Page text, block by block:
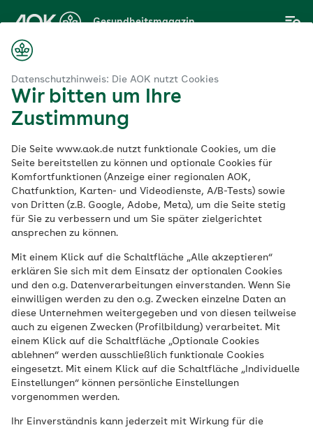
Datenschutzhinweis: Die AOK nutzt Cookies
Wir bitten um Ihre
Zustimmung
Die Seite www.aok.de nutzt funktionale Cookies, um die
Seite bereitstellen zu können und optionale Cookies für
Komfortfunktionen (Anzeige einer regionalen AOK,
Chatfunktion, Karten- und Videodienste, A/B-Tests) sowie
von Dritten (z.B. Google, Adobe, Meta), um die Seite stetig
für Sie zu verbessern und um Sie später zielgerichtet
ansprechen zu können.
Mit einem Klick auf die Schaltfläche „Alle akzeptieren“
erklären Sie sich mit dem Einsatz der optionalen Cookies
und den o.g. Datenverarbeitungen einverstanden. Wenn Sie
einwilligen werden zu den o.g. Zwecken einzelne Daten an
diese Unternehmen weitergegeben und von diesen teilweise
auch zu eigenen Zwecken (Profilbildung) verarbeitet. Mit
einem Klick auf die Schaltfläche „Optionale Cookies
ablehnen“ werden ausschließlich funktionale Cookies
eingesetzt. Mit einem Klick auf die Schaltfläche „Individuelle
Einstellungen“ können persönliche Einstellungen
vorgenommen werden.
Ihr Einverständnis kann jederzeit mit Wirkung für die
Hauptinhalt
springen
Gesundheitsmagazin
AOK Rheinland-
Pfalz/Saarland
der AOK Rheinland-Pfalz/Saarland. Hier
finden Sie Gesundheitsangebote und
Vorsorgeinformationen Ihrer
Gesundheitskasse.